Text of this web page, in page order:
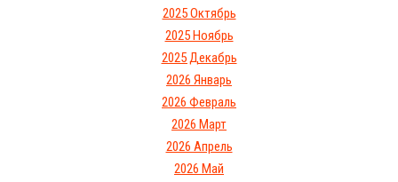
2025 Октябрь
2025 Ноябрь
2025 Декабрь
2026 Январь
2026 Февраль
2026 Март
2026 Апрель
2026 Май